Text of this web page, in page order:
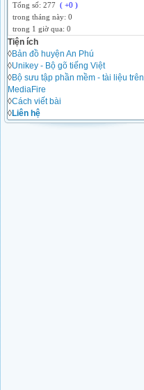
Tổng số: 277 ( +0 )
trong tháng này: 0
trong 1 giờ qua: 0
Tiện ích
◊Bản đồ huyện An Phú
◊Unikey - Bộ gõ tiếng Việt
◊Bộ sưu tập phần mềm - tài liệu trên
MediaFire
◊Cách viết bài
◊Liên hệ